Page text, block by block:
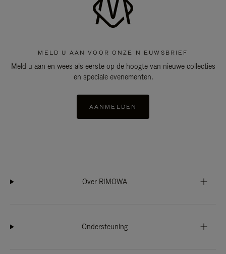
MELD U AAN VOOR ONZE NIEUWSBRIEF
Meld u aan en wees als eerste op de hoogte van nieuwe collecties
en speciale evenementen.
AANMELDEN
Over RIMOWA
Ondersteuning